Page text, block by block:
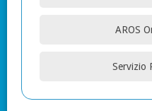
AROS
Servizio